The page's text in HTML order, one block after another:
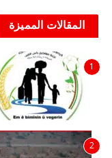
المقالات المميزة
1
2